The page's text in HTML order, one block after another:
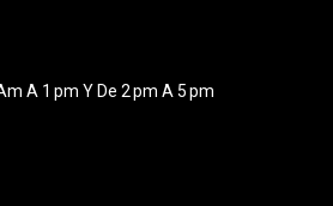
A 1 Pm Y De 2 Pm A 5 Pm